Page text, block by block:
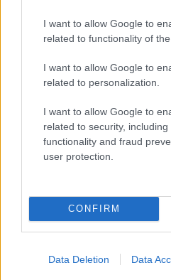
I want to allow Google to
related to functionality of
I want to allow Google to
related to personalization.
I want to allow Google to
related to security,
functionality and fraud
user protection.
CONFIRM
Data Deletion Data
αποτέλεσε και
Ευρωκοινοβουλίου, την
αποδεκτή η κυβέρνηση,
απεικονίζει την
Θυμίζοντας ότι η
τελευταία θέση στην
Παγκόσμιου Δείκτη
Σωκράτης Φάμελλος
κατάσταση και με
προαναγγελία
του από